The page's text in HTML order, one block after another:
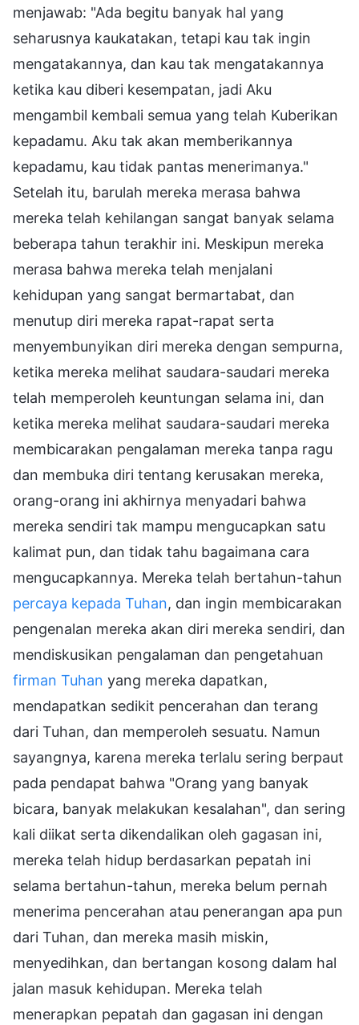
menjawab: "Ada begitu banyak hal yang
seharusnya kaukatakan, tetapi kau tak ingin
mengatakannya, dan kau tak mengatakannya
ketika kau diberi kesempatan, jadi Aku
mengambil kembali semua yang telah Kuberikan
kepadamu. Aku tak akan memberikannya
kepadamu, kau tidak pantas menerimanya."
Setelah itu, barulah mereka merasa bahwa
mereka telah kehilangan sangat banyak selama
beberapa tahun terakhir ini. Meskipun mereka
merasa bahwa mereka telah menjalani
kehidupan yang sangat bermartabat, dan
menutup diri mereka rapat-rapat serta
menyembunyikan diri mereka dengan sempurna,
ketika mereka melihat saudara-saudari mereka
telah memperoleh keuntungan selama ini, dan
ketika mereka melihat saudara-saudari mereka
membicarakan pengalaman mereka tanpa ragu
dan membuka diri tentang kerusakan mereka,
orang-orang ini akhirnya menyadari bahwa
mereka sendiri tak mampu mengucapkan satu
kalimat pun, dan tidak tahu bagaimana cara
mengucapkannya. Mereka telah bertahun-tahun
percaya kepada Tuhan, dan ingin membicarakan
pengenalan mereka akan diri mereka sendiri, dan
mendiskusikan pengalaman dan pengetahuan
firman Tuhan yang mereka dapatkan,
mendapatkan sedikit pencerahan dan terang
dari Tuhan, dan memperoleh sesuatu. Namun
sayangnya, karena mereka terlalu sering berpaut
pada pendapat bahwa "Orang yang banyak
bicara, banyak melakukan kesalahan", dan sering
kali diikat serta dikendalikan oleh gagasan ini,
mereka telah hidup berdasarkan pepatah ini
selama bertahun-tahun, mereka belum pernah
menerima pencerahan atau penerangan apa pun
dari Tuhan, dan mereka masih miskin,
menyedihkan, dan bertangan kosong dalam hal
jalan masuk kehidupan. Mereka telah
menerapkan pepatah dan gagasan ini dengan